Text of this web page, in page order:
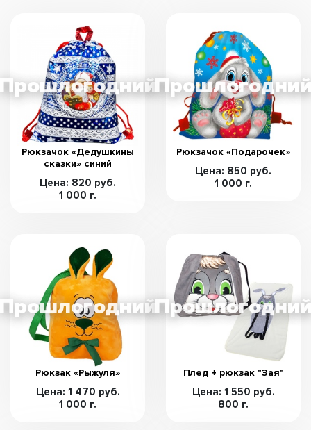
Рюкзачок «Дедушкины
сказки» синий
Цена: 820 руб.
1 000 г.
Рюкзачок «Подарочек»
Цена: 850 руб.
1 000 г.
Рюкзак «Рыжуля»
Цена: 1 470 руб.
1 000 г.
Плед + рюкзак "Зая"
Цена: 1 550 руб.
800 г.